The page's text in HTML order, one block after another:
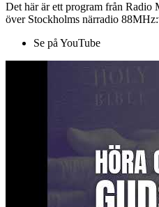
Det här är ett program från Radio
över Stockholms närradio
Se på YouTube